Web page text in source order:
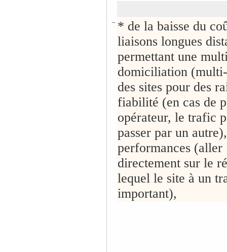
− * de la baisse du
liaisons longues
permettant une
domiciliation
des sites pour des
fiabilité (en cas de
opérateur, le trafic
passer par un
performances (aller
directement sur le
lequel le site à un
important),